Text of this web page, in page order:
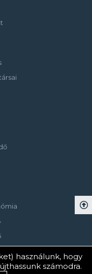
Televízió
használunk, hogy
számodra.